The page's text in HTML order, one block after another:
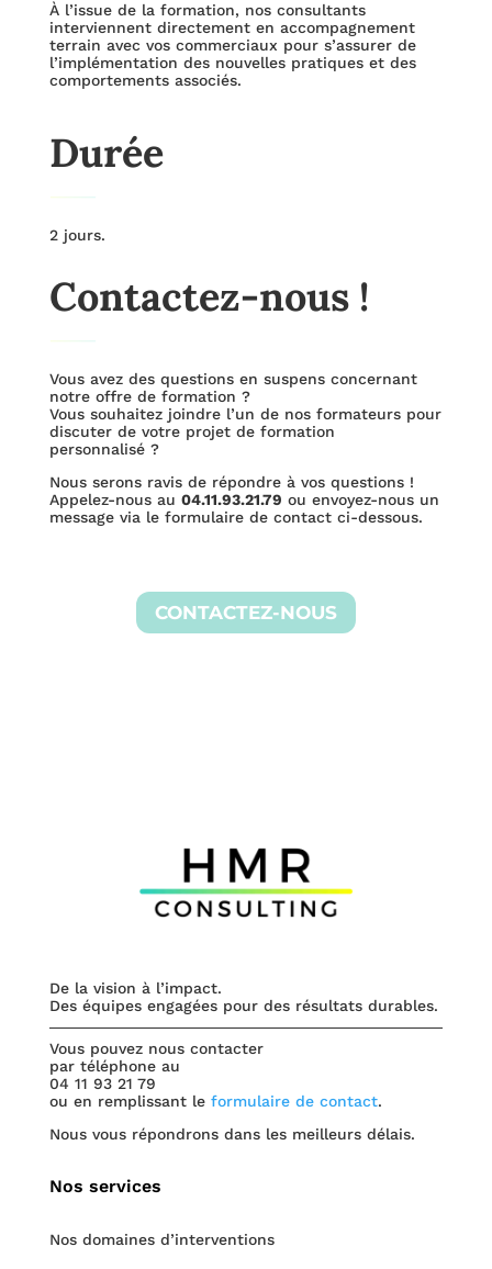
À l’issue de la formation, nos consultants
interviennent directement en accompagnement
terrain avec vos commerciaux pour s’assurer de
l’implémentation des nouvelles pratiques et des
comportements associés.
Durée
2 jours.
Contactez-nous !
Vous avez des questions en suspens concernant
notre offre de formation ?
Vous souhaitez joindre l’un de nos formateurs pour
discuter de votre projet de formation
personnalisé ?
Nous serons ravis de répondre à vos questions !
Appelez-nous au 04.11.93.21.79 ou envoyez-nous un
message via le formulaire de contact ci-dessous.
CONTACTEZ-NOUS
De la vision à l’impact.
Des équipes engagées pour des résultats durables.
Vous pouvez nous contacter
par téléphone au
04 11 93 21 79
ou en remplissant le formulaire de contact.
Nous vous répondrons dans les meilleurs délais.
Nos services
Nos domaines d’interventions